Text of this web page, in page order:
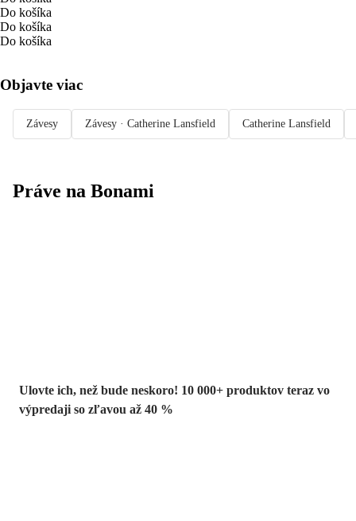
Do košíka
Do košíka
Do košíka
Objavte viac
Závesy Závesy · Catherine Lansfield Catherine Lansfield
Práve na Bonami
Ulovte ich, než bude neskoro! 10 000+ produktov teraz vo
výpredaji so zľavou až 40 %